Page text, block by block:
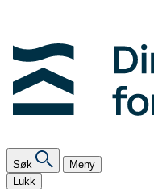
Søk
Meny
Lukk